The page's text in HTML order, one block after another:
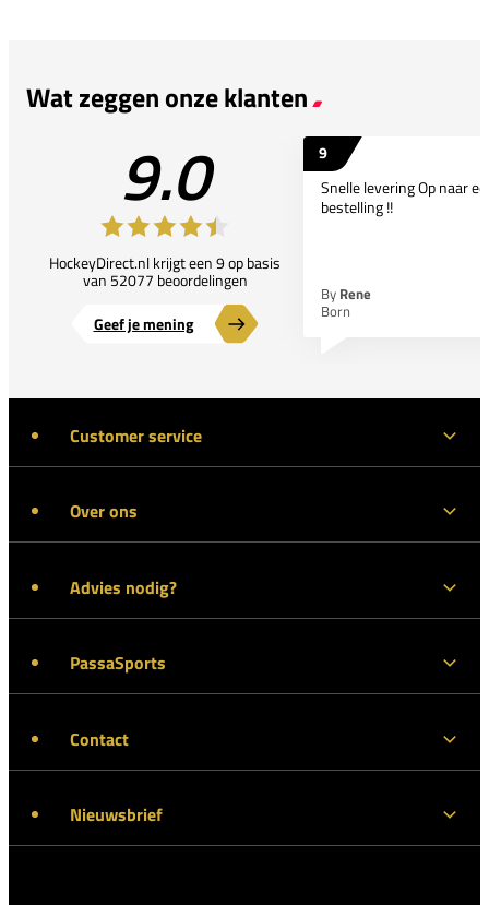
Wat zeggen onze klanten
9.0
HockeyDirect.nl krijgt een 9 op basis
van 52077 beoordelingen
Geef je mening
9
Snelle levering Op naar
bestelling !!
By Rene
Born
Customer service
Over ons
Advies nodig?
PassaSports
Contact
Nieuwsbrief